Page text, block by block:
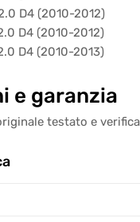
D4 (2010-2012)
D4 (2010-2012)
D4 (2010-2013)
e garanzia
testato e